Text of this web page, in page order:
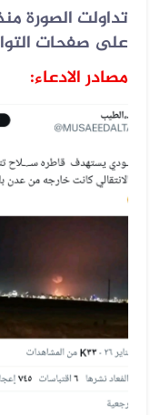
تداولت الصورة
على صفحات
مصادر الادعاء: